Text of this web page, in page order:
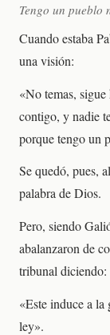
Tengo un pueblo
Cuando estaba
una visión:
«No temas,
contigo, y nadie
porque tengo un
Se quedó, pues,
palabra de Dios.
Pero, siendo
abalanzaron de
tribunal diciendo:
«Este induce a
ley».